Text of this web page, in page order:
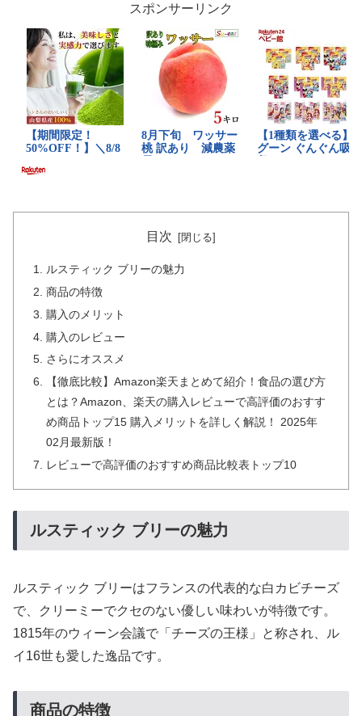
スポンサーリンク
目次
ルスティック ブリーの魅力
商品の特徴
購入のメリット
購入のレビュー
さらにオススメ
【徹底比較】Amazon楽天まとめて紹介！食品の選び方
とは？Amazon、楽天の購入レビューで高評価のおすす
め商品トップ15 購入メリットを詳しく解説！ 2025年
02月最新版！
レビューで高評価のおすすめ商品比較表トップ10
ルスティック ブリーの魅力
ルスティック ブリーはフランスの代表的な白カビチーズ
で、クリーミーでクセのない優しい味わいが特徴です。
1815年のウィーン会議で「チーズの王様」と称され、ル
イ16世も愛した逸品です。
商品の特徴